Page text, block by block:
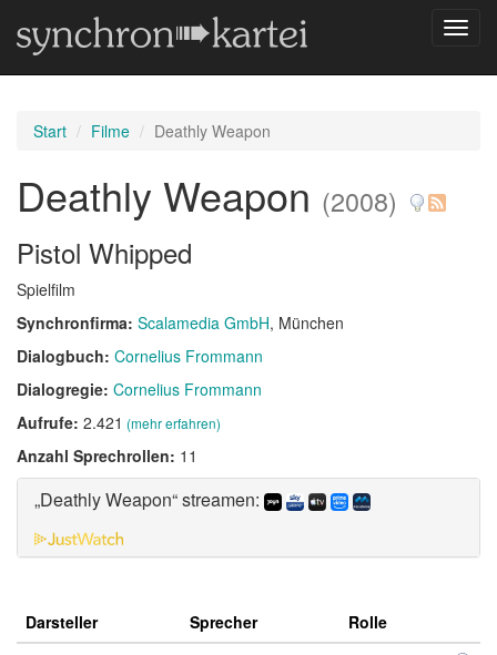
Start Filme Deathly Weapon
Deathly Weapon (2008)
Pistol Whipped
Spielfilm
Synchronfirma: Scalamedia GmbH, München
Dialogbuch: Cornelius Frommann
Dialogregie: Cornelius Frommann
Aufrufe: 2.421 (mehr erfahren)
Anzahl Sprechrollen: 11
„Deathly Weapon“ streamen:
Darsteller Sprecher
Rolle